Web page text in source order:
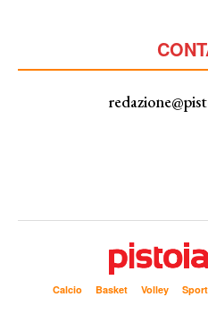
Calcio Basket Volley